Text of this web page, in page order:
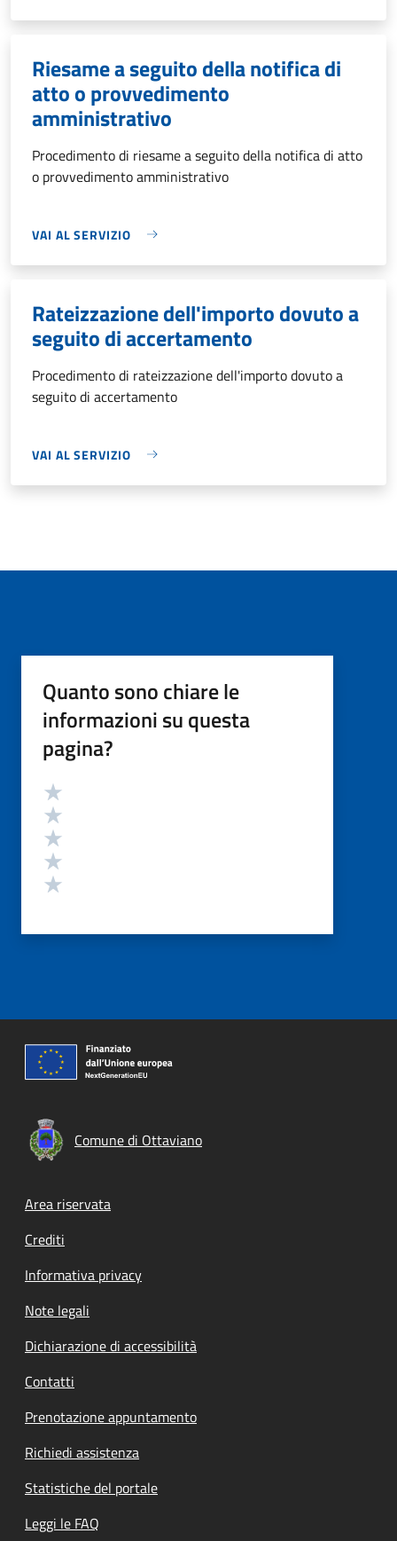
Riesame a seguito della notifica di
atto o provvedimento
amministrativo
Procedimento di riesame a seguito della notifica di atto
o provvedimento amministrativo
VAI AL SERVIZIO
Rateizzazione dell'importo dovuto a
seguito di accertamento
Procedimento di rateizzazione dell'importo dovuto a
seguito di accertamento
VAI AL SERVIZIO
Quanto sono chiare le
informazioni su questa
pagina?
Valutazione
Comune di Ottaviano
Footer menu
Area riservata
Crediti
Informativa privacy
Note legali
Dichiarazione di accessibilità
Contatti
Prenotazione appuntamento
Richiedi assistenza
Statistiche del portale
Leggi le FAQ